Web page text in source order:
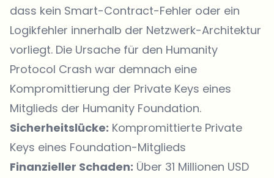
dass kein Smart-Contract-Fehler oder ein
Logikfehler innerhalb der Netzwerk-Architektur
vorliegt. Die Ursache für den Humanity
Protocol Crash war demnach eine
Kompromittierung der Private Keys eines
Mitglieds der Humanity Foundation.
Sicherheitslücke: Kompromittierte Private
Keys eines Foundation-Mitglieds
Finanzieller Schaden: Über 31 Millionen USD